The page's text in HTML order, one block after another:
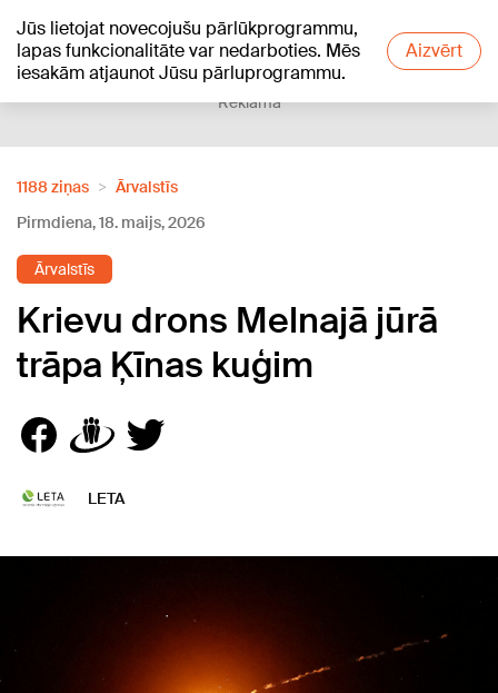
Jūs lietojat novecojušu pārlūkprogrammu,
lapas funkcionalitāte var nedarboties. Mēs
iesakām atjaunot Jūsu pārluprogrammu.
Aizvērt
+19°C
Reklāma
1188 ziņas
Ārvalstīs
Pirmdiena, 18. maijs, 2026
Ārvalstīs
Krievu drons Melnajā jūrā
trāpa Ķīnas kuģim
LETA